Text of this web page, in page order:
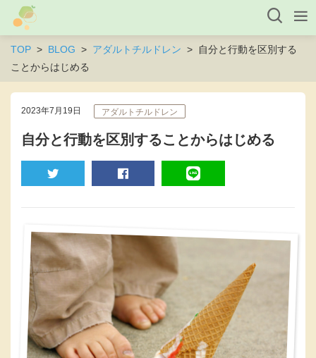
TOP BLOG アダルトチルドレン
自分と行動を区別する
ことからはじめる
2023年7月19日 アダルトチルドレン
自分と行動を区別することからはじめる